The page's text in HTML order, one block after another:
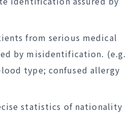
from serious medical
by misidentification. (e.g.
type; confused allergy
statistics of nationality